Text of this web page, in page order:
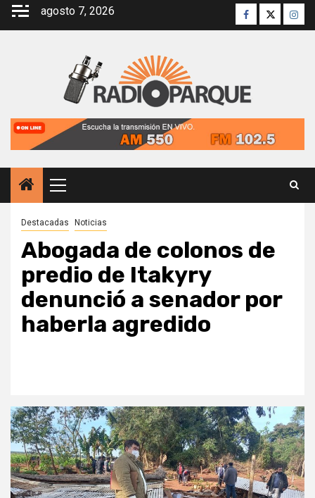
Saltar
agosto 7, 2026 Facebook
Twitter
Menú
principal
Destacadas Noticias
Abogada de colonos de
predio de Itakyry
denunció a senador por
haberla agredido